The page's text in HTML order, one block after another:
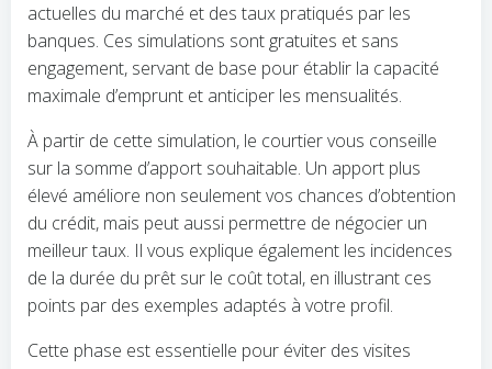
actuelles du marché et des taux pratiqués par les
banques. Ces simulations sont gratuites et sans
engagement, servant de base pour établir la capacité
maximale d’emprunt et anticiper les mensualités.
À partir de cette simulation, le courtier vous conseille
sur la somme d’apport souhaitable. Un apport plus
élevé améliore non seulement vos chances d’obtention
du crédit, mais peut aussi permettre de négocier un
meilleur taux. Il vous explique également les incidences
de la durée du prêt sur le coût total, en illustrant ces
points par des exemples adaptés à votre profil.
Cette phase est essentielle pour éviter des visites